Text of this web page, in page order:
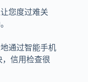
您度过难关
通过智能手机
信用检查很